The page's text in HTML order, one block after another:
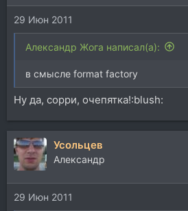
и
:29 Июн 2011
Александр Жога написал(а):
в смысле format factory
Ну да, сорри, очепятка!:blush:
Усольцев
Александр
29 Июн 2011